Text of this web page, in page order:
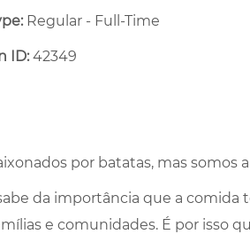
Regular - Full-Time ​
ID:42349
por batatas, mas somos
da importância que a comida
e comunidades. É por isso